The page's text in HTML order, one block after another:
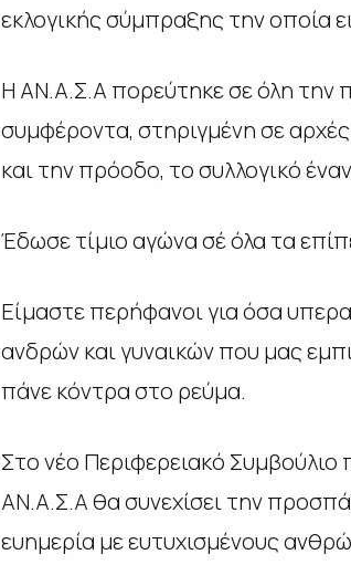
εκλογικής σύμπραξης την οποία
Η ΑΝ.Α.Σ.Α πορεύτηκε σε όλη την
συμφέροντα, στηριγμένη σε
και την πρόοδο, το συλλογικό
Έδωσε τίμιο αγώνα σέ όλα τα
Είμαστε περήφανοι για όσα
ανδρών και γυναικών που μας
πάνε κόντρα στο ρεύμα.
Στο νέο Περιφερειακό
ΑΝ.Α.Σ.Α θα συνεχίσει την
ευημερία με ευτυχισμένους